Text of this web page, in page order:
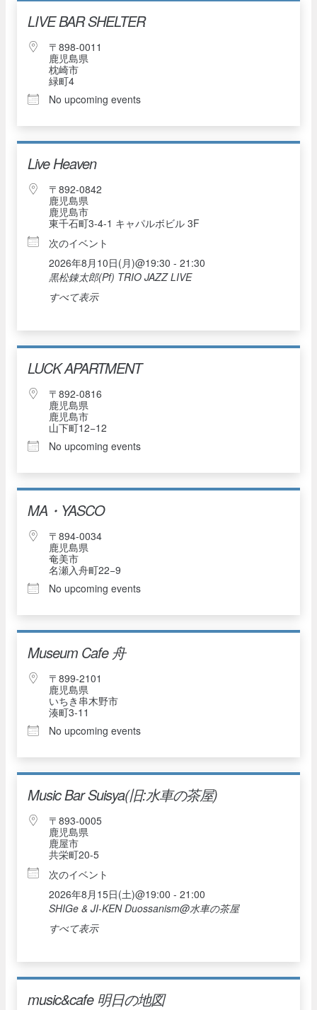
LIVE BAR SHELTER
〒898-0011
鹿児島県
枕崎市
緑町4
No upcoming events
Live Heaven
〒892-0842
鹿児島県
鹿児島市
東千石町3-4-1 キャパルボビル 3F
次のイベント
2026年8月10日(月)@19:30 - 21:30
黒松錬太郎(Pf) TRIO JAZZ LIVE
すべて表示
LUCK APARTMENT
〒892-0816
鹿児島県
鹿児島市
山下町12−12
No upcoming events
MA・YASCO
〒894-0034
鹿児島県
奄美市
名瀬入舟町22−9
No upcoming events
Museum Cafe 舟
〒899-2101
鹿児島県
いちき串木野市
湊町3-11
No upcoming events
Music Bar Suisya(旧:水車の茶屋)
〒893-0005
鹿児島県
鹿屋市
共栄町20-5
次のイベント
2026年8月15日(土)@19:00 - 21:00
SHIGe & JI-KEN Duossanism@水車の茶屋
すべて表示
music&cafe 明日の地図